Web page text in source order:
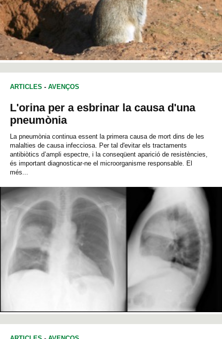
ARTICLES - AVENÇOS
L'orina per a esbrinar la causa d'una
pneumònia
La pneumònia continua essent la primera causa de mort dins de les
malalties de causa infecciosa. Per tal d'evitar els tractaments
antibiòtics d’ampli espectre, i la conseqüent aparició de resistències,
és important diagnosticar-ne el microorganisme responsable. El
més...